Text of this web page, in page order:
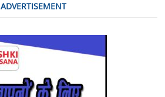
ADVERTISEMENT